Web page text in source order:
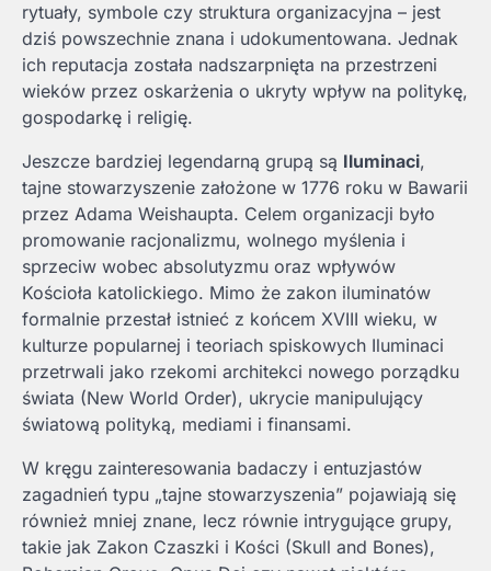
rytuały, symbole czy struktura organizacyjna – jest
dziś powszechnie znana i udokumentowana. Jednak
ich reputacja została nadszarpnięta na przestrzeni
wieków przez oskarżenia o ukryty wpływ na politykę,
gospodarkę i religię.
Jeszcze bardziej legendarną grupą są Iluminaci,
tajne stowarzyszenie założone w 1776 roku w Bawarii
przez Adama Weishaupta. Celem organizacji było
promowanie racjonalizmu, wolnego myślenia i
sprzeciw wobec absolutyzmu oraz wpływów
Kościoła katolickiego. Mimo że zakon iluminatów
formalnie przestał istnieć z końcem XVIII wieku, w
kulturze popularnej i teoriach spiskowych Iluminaci
przetrwali jako rzekomi architekci nowego porządku
świata (New World Order), ukrycie manipulujący
światową polityką, mediami i finansami.
W kręgu zainteresowania badaczy i entuzjastów
zagadnień typu „tajne stowarzyszenia” pojawiają się
również mniej znane, lecz równie intrygujące grupy,
takie jak Zakon Czaszki i Kości (Skull and Bones),